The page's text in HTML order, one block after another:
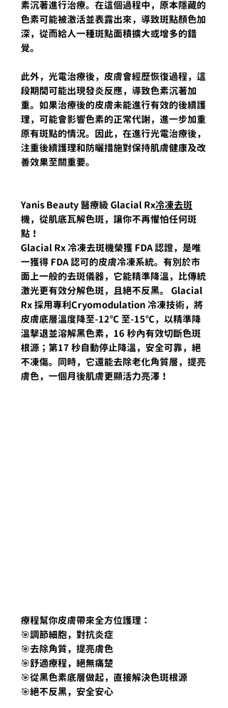
素沉著進行治療。在這個過程中，原本隱藏的
色素可能被激活並表露出來，導致斑點顏色加
深，從而給人一種斑點面積擴大或增多的錯
覺。
此外，光電治療後，皮膚會經歷恢復過程，這
段期間可能出現發炎反應，導致色素沉著加
重。如果治療後的皮膚未能進行有效的後續護
理，可能會影響色素的正常代謝，進一步加重
原有斑點的情況。因此，在進行光電治療後，
注重後續護理和防曬措施對保持肌膚健康及改
善效果至關重要。
Yanis Beauty 醫療級 Glacial Rx冷凍去斑
機，從肌底瓦解色斑，讓你不再懼怕任何斑
點！
Glacial Rx 冷凍去斑機榮獲 FDA 認證，是唯
一獲得 FDA 認可的皮膚冷凍系統。有別於市
面上一般的去斑儀器，它能精準降溫，比傳統
激光更有效分解色斑，且絕不反黑。 Glacial
Rx 採用專利Cryomodulation 冷凍技術，將
皮膚底層溫度降至-12℃ 至-15℃，以精準降
溫擊退並溶解黑色素，16 秒內有效切斷色斑
根源；第17 秒自動停止降溫，安全可靠，絕
不凍傷。同時，它還能去除老化角質層，提亮
膚色，一個月後肌膚更顯活力亮澤！
療程幫你皮膚帶來全方位護理：
🎯調節細胞，對抗炎症
🎯去除角質，提亮膚色
🎯舒適療程，絕無痛楚
🎯從黑色素底層做起，直接解決色斑根源
🎯絕不反黑，安全安心